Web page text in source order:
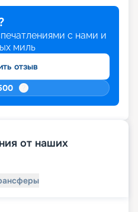
с нами и
миль
отзыв
от наших